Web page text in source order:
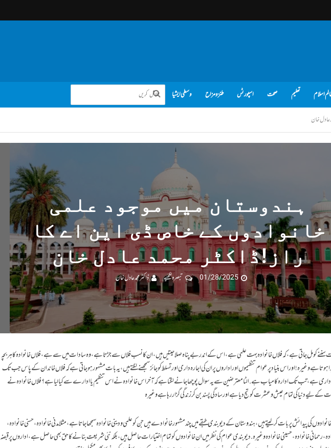
اسلام تعلیم صحت اسپورٹس طنز و مزاح وسطی ایشیا
عادل خان
ہندوستان میں موجود علمی
خانوادوں کے خاص ڈی این اے کا
راز!ڈاکٹر محمد عادل خان
01/28/2025 تبصرہ لکھیے ڈاکٹر محمد عادل خان
بات سننے کو مل جاتی ہے، کہ فلاں خانوادہ بہت علمی ہے، اس کے اندر بے پناہ صلاحیتیں ہیں، ان کا نسب فلاں سے جڑتا ہے، وہ سادات میں سے ہے، فلاں خانوادہ کا ہر بچہ
ہوتا ہے وغیرہ! اور اس بنیاد پر عوام تنظیموں اور اداروں پر ان کی اجارہ داری اور تسلط کو جائز سمجھنے لگتے ہیں، یہ بات مشہور ہوجاتی ہے کہ فلاں خاندان کے پاس جب تک
ہے، تب تک ادارہ کامیاب ہے. الٹا معترضین سے یہ سوال پوچھا جانے لگتا ہے کہ آخر اس خانوادہ نے اس تنظیم یا ادارے سے کیا لیا ہے؟ فلاں خانوادہ نے
لیے دنیا کی تمام عیش و عشرت کو تج دیا ہے اور سادگی پسند بن کر زندگی گزار رہا ہے وغیرہ ـ
کی پیدائش پر بات کرلیتے ہیں، ہندوستان کے دیوبندی طبقے میں چند مشہور خانوادے ہیں جن کو علمی و دینی خانوادہ سمجھا جاتا ہے، مثلا مدنی خانوادہ، حسنی خانوادہ،
رحمانی خانوادہ، حسینی خانوادہ وغیرہ. دیوبندی عوام کی نظر میں ان خانوادوں کو تمام اختیارات حاصل ہیں، بلکہ نئی شریعت بنانے کا حق بھی حاصل ہے، اداروں پر قبضہ